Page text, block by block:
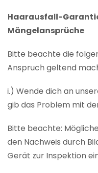
Haarausfall-
Mängelansprüche
Bitte beachte die
Anspruch geltend
i.) Wende dich an
gib das Problem mit
Bitte beachte:
den Nachweis durch
Gerät zur Inspektion